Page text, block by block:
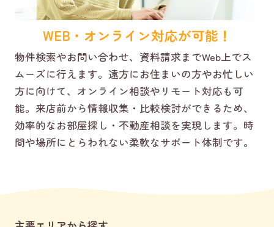
WEB・オンライン対応が可能！
物件検索やお問い合わせ、資料請求までWeb上でス
ムーズに行えます。遠方にお住まいの方やお忙しい
方に向けて、オンライン相談やリモート対応も可
能。来店前から情報収集・比較検討ができるため、
効率的なお部屋探し・不動産相談を実現します。時
間や場所にとらわれない柔軟なサポート体制です。